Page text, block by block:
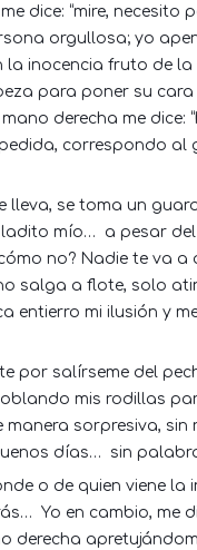
dice: “mire, necesito
orgullosa; yo
inocencia fruto de la
para poner su
mano derecha me dice:
correspondo al
lleva, se toma un
ladito mío…
a pesar
no? Nadie te va
salga a flote, solo
entierro mi ilusión y
por salírseme del
mis rodillas
manera sorpresiva,
días…
sin
o de quien viene
Yo en cambio, me
derecha